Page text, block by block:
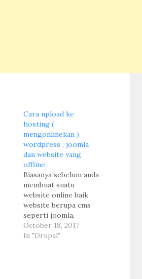
Cara upload ke
hosting (
mengonlinekan )
wordpress , joomla
dan website yang
offline
Biasanya sebelum anda
membuat suatu
website online baik
website berupa cms
seperti joomla,
wordpress,
prestashop ataupun
October 18, 2017
In "Drupal"